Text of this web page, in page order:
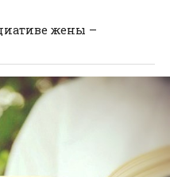
жены –